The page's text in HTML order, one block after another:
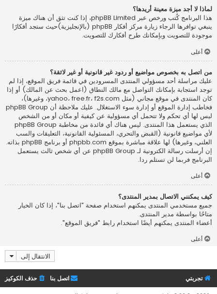
لماذا لا أجد ميزة معينة أريدها؟
هذا البرنامج كُتب ورخص عبر phpBB Limited، إذا كنت تثق أن هناك ميزة
ينبغي توافرها الرجاء زيارة مركز أفكار phpBB (بالإنجليزية)
حيث ستجد أفكارًا
موجودة للتصويت وبإمكانك طرح أفكارك للتصويت.
أعلى
من اتصل به بخصوص مواضيع أو ردود غير قانونية أو غير لائقة؟
عليك مراسلة أحد مسؤولي المنتدى المسرودين في قائمة فريق الموقع، إذا لم
توجد استجابة بإمكانك التواصل مع مالك النطاق (اعمل بحث عن المالك) أو إذا
كان المنتدى في موقع مجاني (مثل yahoo، free.fr، f2s.com، وغيرها)،
فخاطب إدارة الموقع أو إدارة سوء الاستغلال. عليك ملاحظة أن phpBB Group
ليس لها أي تحكم ولا تتحمل أي مسؤولية عن كيفية أو مكان أو من الشخص
الذي يستعمل هذا المنتدى. ليس هناك أي فائدة من مخاطبة phpBB Group
لأي مواضيع قانونية (القبض والتحري، المسئولية القانونية، التعليقات والسب
العلني، وغيرها) لها علاقة مباشرة بموقع phpbb.com أو برنامج phpBB بذاته.
إن أرسلت رسالة الكترونية لـ phpBB Group عن أي شخص ثالث يستعمل
البرنامج فربما لن تستلم ردا.
أعلى
كيف يمكنني الاتصال بمدير المنتدى؟
جميع مستخدمي المنتدى يمكنهم استخدام صفحة "اتصل بنا"، إذا كان الخيار
متاحًا بواسطة مدير المنتدى.
أعضاء المنتدى يمكنهم أيضًا استخدام رابط "فريق الموقع".
أعلى
الانتقال إلى
تجربتي حذف الكوكيز اتصل بنا